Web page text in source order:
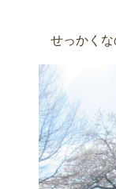
せっかくな